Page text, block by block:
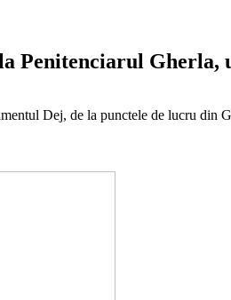
Penitenciarul Gherla,
Dej, de la punctele de lucru din